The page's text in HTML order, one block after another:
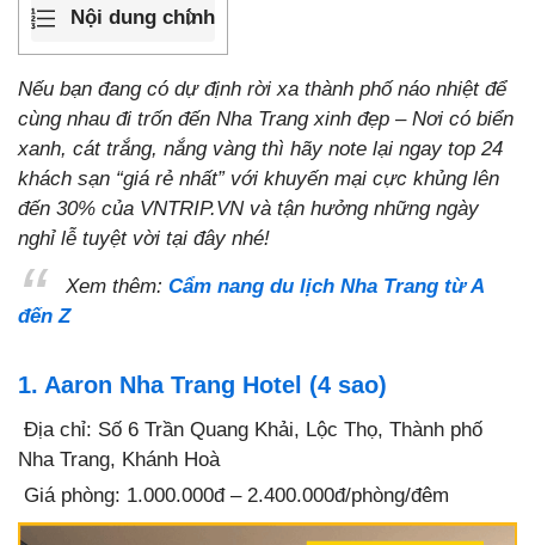
Nội dung chính
Nếu bạn đang có dự định rời xa thành phố náo nhiệt để
cùng nhau đi trốn đến Nha Trang xinh đẹp – Nơi có biển
xanh, cát trắng, nắng vàng thì hãy note lại ngay top 24
khách sạn “giá rẻ nhất” với khuyến mại cực khủng lên
đến 30% của VNTRIP.VN và tận hưởng những ngày
nghỉ lễ tuyệt vời tại đây nhé!
Xem thêm: Cẩm nang du lịch Nha Trang từ A
đến Z
1. Aaron Nha Trang Hotel (4 sao)
Địa chỉ: Số 6 Trần Quang Khải, Lộc Thọ, Thành phố
Nha Trang, Khánh Hoà
Giá phòng: 1.000.000đ – 2.400.000đ/phòng/đêm